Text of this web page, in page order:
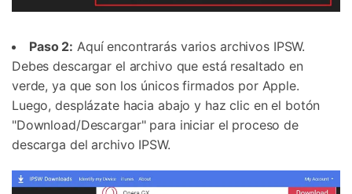
Paso 2: Aquí encontrarás varios archivos IPSW.
Debes descargar el archivo que está resaltado en
verde, ya que son los únicos firmados por Apple.
Luego, desplázate hacia abajo y haz clic en el botón
"Download/Descargar" para iniciar el proceso de
descarga del archivo IPSW.